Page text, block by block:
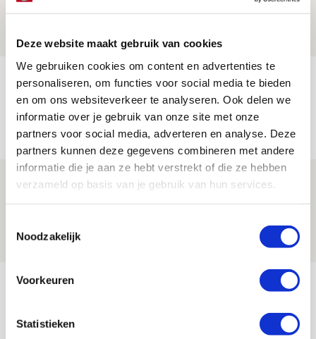
Deze website maakt gebruik van cookies
We gebruiken cookies om content en advertenties te
personaliseren, om functies voor social media te bieden
en om ons websiteverkeer te analyseren. Ook delen we
informatie over je gebruik van onze site met onze
partners voor social media, adverteren en analyse. Deze
partners kunnen deze gegevens combineren met andere
informatie die je aan ze hebt verstrekt of die ze hebben
verzameld op basis van je gebruik van hun services.
Noodzakelijk
Voorkeuren
Statistieken
Word ballenjongen of -meid bij Jong
Ajax - Helmond Sport!
06 AUGUSTUS 2026 - 13:13
PRIJSVRAAG
Reis jij als mascotte mee naar uitduel
met Telstar?
PRIJSVRAAG
Bekijk meer